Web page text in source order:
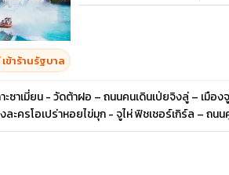
เข้าร้านรัฐบาล
าะซาเมี่ยน - วัดต้าฝอ – ถนนคนเดินเป่ยจิงลู่ – เ
ะครโอเปร่าหอยไข่มุก - จูไห่ ฟิชเชอร์เกิร์ล – ถ